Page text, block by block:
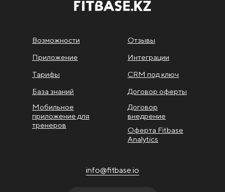
Возможности
Тарифы
Отзывы
Интеграции
CRM под ключ
База знаний
Договор оферты
Договор
внедрение
Оферта Fitbase
Analytics
Приложение
Мобильное
приложение для
тренеров
info@fitbase.io